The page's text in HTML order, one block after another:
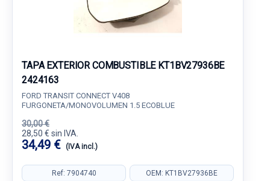
TAPA EXTERIOR COMBUSTIBLE KT1BV27936BE
2424163
FORD TRANSIT CONNECT V408
FURGONETA/MONOVOLUMEN 1.5 ECOBLUE
30,00 €
28,50 € sin IVA.
34,49 € (IVA incl.)
Ref: 7904740 OEM: KT1BV27936BE